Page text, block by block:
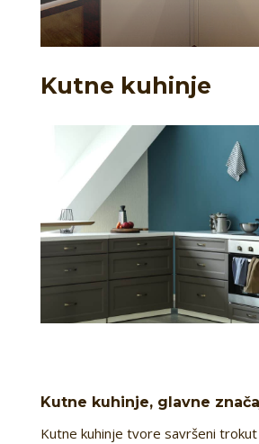
Kutne kuhinje
Kutne kuhinje, glavne
Kutne kuhinje tvore savršeni